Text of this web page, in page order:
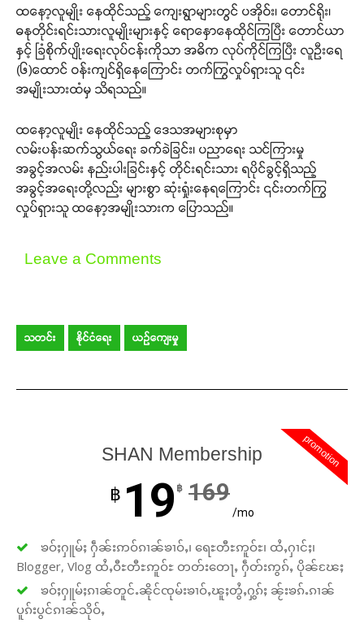
ထနော့လူမျိုး နေထိုင်သည့် ကျေးရွာများတွင် ပအိုဝ်း၊ တောင်ရိုး၊
ဓနုတိုင်းရင်းသားလူမျိုးများနှင့် ရောနှောနေထိုင်ကြပြီး တောင်ယာ
နှင့် ခြံစိုက်ပျိုးရေးလုပ်ငန်းကိုသာ အဓိက လုပ်ကိုင်ကြပြီး လူဦးရေ
(၆)ထောင် ဝန်းကျင်ရှိနေကြောင်း တက်ကြွလှုပ်ရှားသူ ၎င်း
အမျိုးသားထံမှ သိရသည်။
ထနော့လူမျိုး နေထိုင်သည့် ဒေသအများစုမှာ
လမ်းပန်းဆက်သွယ်ရေး ခက်ခဲခြင်း၊ ပညာရေး သင်ကြားမှု
အခွင့်အလမ်း နည်းပါးခြင်းနှင့် တိုင်းရင်းသား ရပိုင်ခွင့်ရှိသည့်
အခွင့်အရေးတို့လည်း များစွာ ဆုံးရှုံးနေရကြောင်း ၎င်းတက်ကြွ
လှုပ်ရှားသူ ထနော့အမျိုးသားက ပြောသည်။
Leave a Comments
သတင်း နိုင်ငံရေး ယဉ်ကျေးမှု
promotion
SHAN Membership
฿ 19 ฿ 169
/mo
ၶဝ်ႈႁူမ်ႈ ႁဵၼ်းဢဝ်ၵၢၼ်ၶၢဝ်ႇ၊ ရေႊတီႊဢူဝ်ႊ၊ ထႆႇႁၢင်ႈ၊
Blogger, Vlog ထႆႇဝီႊတီႊဢူဝ်ႊ တတ်းတေႃႇ ႁဵတ်းဢွၵ်ႇ ပိုၼ်ၽႄႈ
ၶဝ်ႈႁူမ်ႈၵၢၼ်တူင်ႉၼိုင်ၸုမ်းၶၢဝ်ႇၽူႈတွႆႇႁွၵ်ႈ ၼႂ်းၶၵ်ႉၵၢၼ်
ပူၵ်းပွင်ၵၢၼ်သိုဝ်ႇ